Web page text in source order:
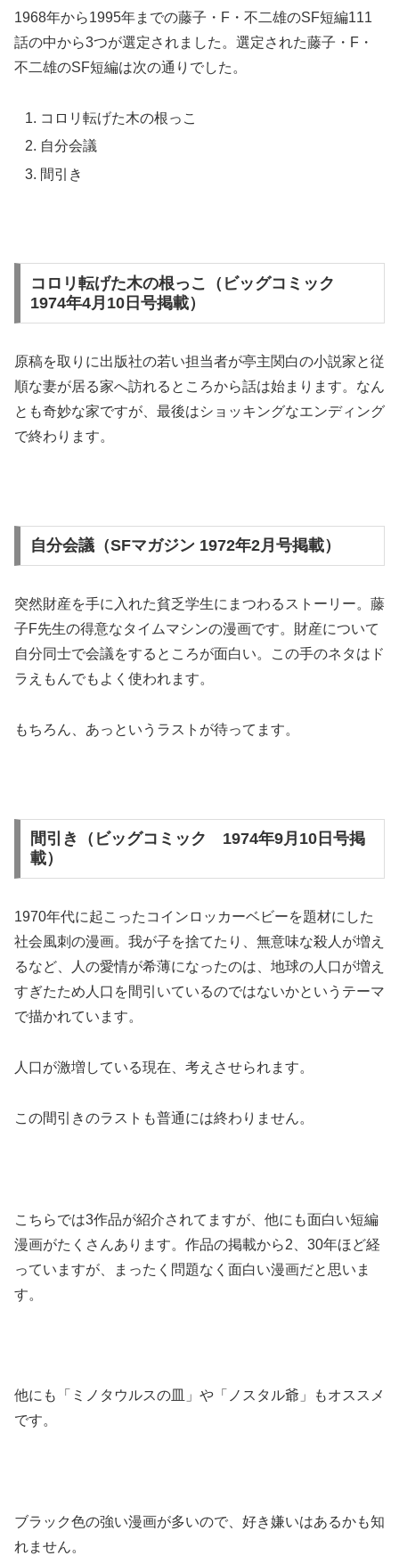
1968年から1995年までの藤子・F・不二雄のSF短編111
話の中から3つが選定されました。選定された藤子・F・
不二雄のSF短編は次の通りでした。
コロリ転げた木の根っこ
自分会議
間引き
コロリ転げた木の根っこ（ビッグコミック
1974年4月10日号掲載）
原稿を取りに出版社の若い担当者が亭主関白の小説家と従
順な妻が居る家へ訪れるところから話は始まります。なん
とも奇妙な家ですが、最後はショッキングなエンディング
で終わります。
自分会議（SFマガジン 1972年2月号掲載）
突然財産を手に入れた貧乏学生にまつわるストーリー。藤
子F先生の得意なタイムマシンの漫画です。財産について
自分同士で会議をするところが面白い。この手のネタはド
ラえもんでもよく使われます。
もちろん、あっというラストが待ってます。
間引き（ビッグコミック 1974年9月10日号掲
載）
1970年代に起こったコインロッカーベビーを題材にした
社会風刺の漫画。我が子を捨てたり、無意味な殺人が増え
るなど、人の愛情が希薄になったのは、地球の人口が増え
すぎたため人口を間引いているのではないかというテーマ
で描かれています。
人口が激増している現在、考えさせられます。
この間引きのラストも普通には終わりません。
こちらでは3作品が紹介されてますが、他にも面白い短編
漫画がたくさんあります。作品の掲載から2、30年ほど経
っていますが、まったく問題なく面白い漫画だと思いま
す。
他にも「ミノタウルスの皿」や「ノスタル爺」もオススメ
です。
ブラック色の強い漫画が多いので、好き嫌いはあるかも知
れません。